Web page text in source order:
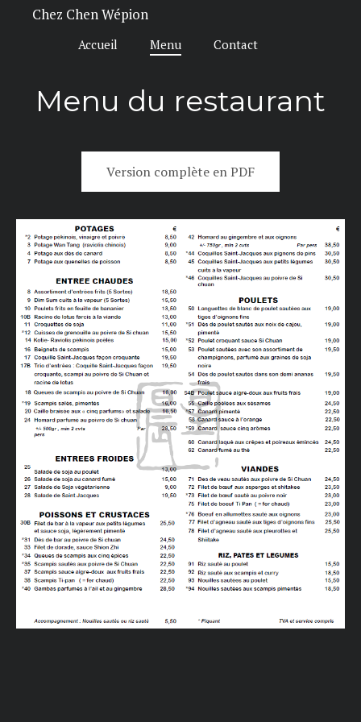
Chez Chen Wépion
Accueil Menu Contact
Menu du restaurant
Version complète en PDF